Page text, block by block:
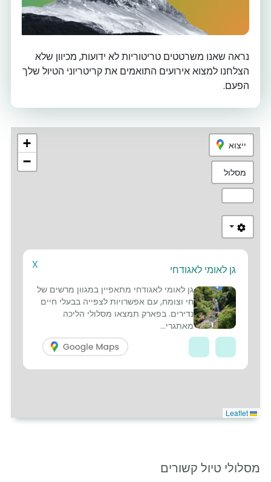
נראה שאנו משרטטים טריטוריות לא ידועות, מכיוון שלא
הצלחנו למצוא אירועים התואמים את קריטריוני הטיול שלך
הפעם.
+
−
Leaflet
ייצוא
מסלול
X גן לאומי לאגודחי
גן לאומי לאגודחי מתאפיין במגוון מרשים של
חי וצומח, עם אפשרויות לצפייה בבעלי חיים
נדירים. בפארק תמצאו מסלולי הליכה
מאתגרי...
מסלולי טיול קשורים